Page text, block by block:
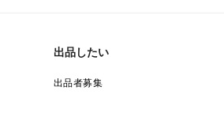
出品したい
出品者募集